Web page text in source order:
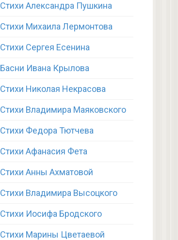
Стихи Александра Пушкина
Стихи Михаила Лермонтова
Стихи Сергея Есенина
Басни Ивана Крылова
Стихи Николая Некрасова
Стихи Владимира Маяковского
Стихи Федора Тютчева
Стихи Афанасия Фета
Стихи Анны Ахматовой
Стихи Владимира Высоцкого
Стихи Иосифа Бродского
Стихи Марины Цветаевой